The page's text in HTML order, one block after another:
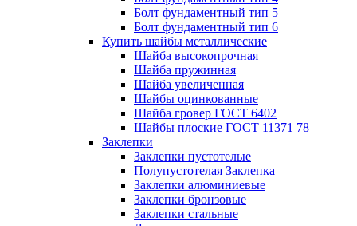
Болт фундаментный тип 5
Болт фундаментный тип 6
Купить шайбы металлические
Шайба высокопрочная
Шайба пружинная
Шайба увеличенная
Шайбы оцинкованные
Шайба гровер ГОСТ 6402
Шайбы плоские ГОСТ 11371 78
Заклепки
Заклепки пустотелые
Полупустотелая Заклепка
Заклепки алюминиевые
Заклепки бронзовые
Заклепки стальные